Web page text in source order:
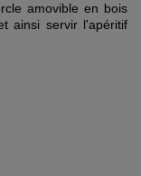
amovible en bois
ainsi servir l'apéritif